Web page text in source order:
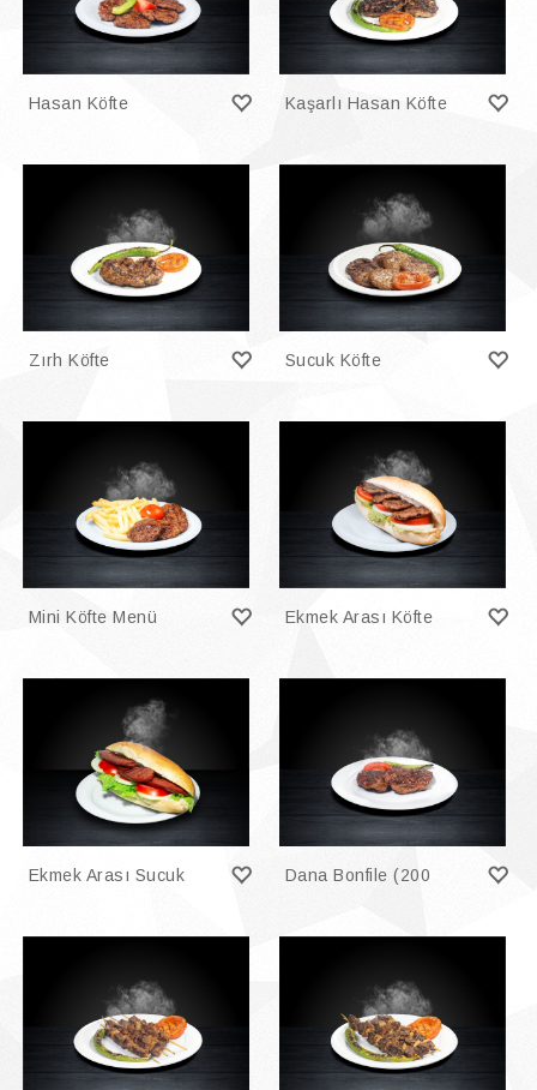
Hasan Köfte Kaşarlı Hasan Köfte
Zırh Köfte Sucuk Köfte
Mini Köfte Menü
Ekmek Arası Köfte
Ekmek Arası Sucuk
Dana Bonfile (200